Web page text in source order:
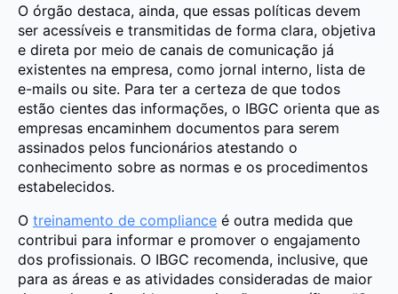
O órgão destaca, ainda, que essas políticas devem
ser acessíveis e transmitidas de forma clara, objetiva
e direta por meio de canais de comunicação já
existentes na empresa, como jornal interno, lista de
e-mails ou site. Para ter a certeza de que todos
estão cientes das informações, o IBGC orienta que as
empresas encaminhem documentos para serem
assinados pelos funcionários atestando o
conhecimento sobre as normas e os procedimentos
estabelecidos.
O treinamento de compliance é outra medida que
contribui para informar e promover o engajamento
dos profissionais. O IBGC recomenda, inclusive, que
para as áreas e as atividades consideradas de maior